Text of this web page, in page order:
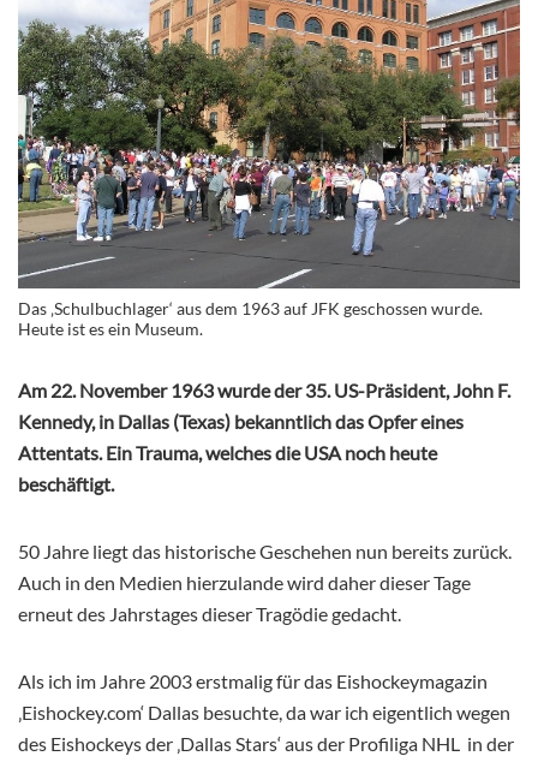
Das ‚Schulbuchlager‘ aus dem 1963 auf JFK geschossen wurde.
Heute ist es ein Museum.
Am 22. November 1963 wurde der 35. US-Präsident, John F.
Kennedy, in Dallas (Texas) bekanntlich das Opfer eines
Attentats. Ein Trauma, welches die USA noch heute
beschäftigt.
50 Jahre liegt das historische Geschehen nun bereits zurück.
Auch in den Medien hierzulande wird daher dieser Tage
erneut des Jahrstages dieser Tragödie gedacht.
Als ich im Jahre 2003 erstmalig für das Eishockeymagazin
‚Eishockey.com‘ Dallas besuchte, da war ich eigentlich wegen
des Eishockeys der ‚Dallas Stars‘ aus der Profiliga NHL in der